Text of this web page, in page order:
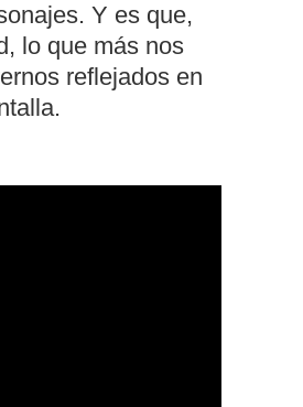
Y es que,
lo que más nos
reflejados en